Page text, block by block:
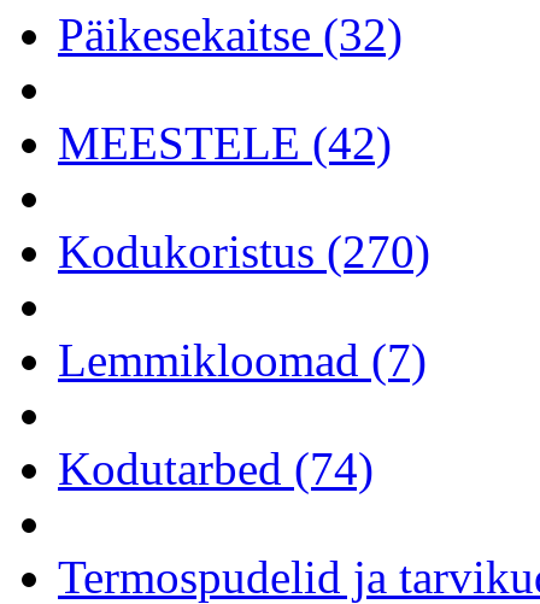
Päikesekaitse (32)
MEESTELE (42)
Kodukoristus (270)
Lemmikloomad (7)
Kodutarbed (74)
Termospudelid ja